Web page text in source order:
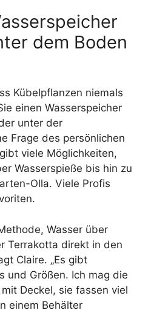
dem Boden
Kübelpflanzen niemals
einen Wasserspeicher
unter der
Frage des persönlichen
viele Möglichkeiten,
Wasserspieße bis hin zu
Olla. Viele Profis
Wasser über
Terrakotta direkt in den
Claire. „Es gibt
und Größen. Ich mag die
Deckel, sie fassen viel
einem Behälter